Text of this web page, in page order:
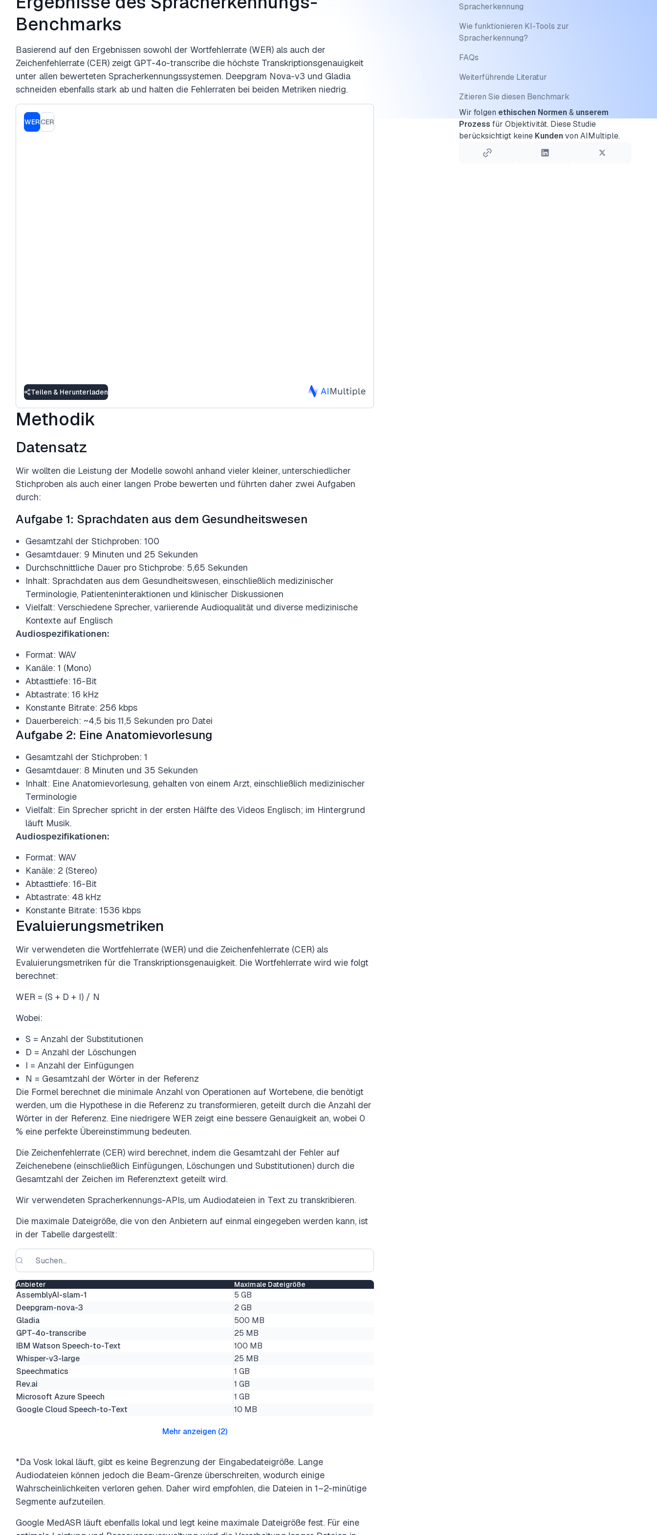
Benchmarks
Basierend auf den Ergebnissen sowohl der Wortfehlerrate (WER) als auch der
Zeichenfehlerrate (CER) zeigt GPT-4o-transcribe die höchste Transkriptionsgenauigkeit
unter allen bewerteten Spracherkennungssystemen. Deepgram Nova-v3 und Gladia
schneiden ebenfalls stark ab und halten die Fehlerraten bei beiden Metriken niedrig.
WERCER
Teilen & Herunterladen
Methodik
Datensatz
Wir wollten die Leistung der Modelle sowohl anhand vieler kleiner, unterschiedlicher
Stichproben als auch einer langen Probe bewerten und führten daher zwei Aufgaben
durch:
Aufgabe 1: Sprachdaten aus dem Gesundheitswesen
Gesamtzahl der Stichproben: 100
Gesamtdauer: 9 Minuten und 25 Sekunden
Durchschnittliche Dauer pro Stichprobe: 5,65 Sekunden
Inhalt: Sprachdaten aus dem Gesundheitswesen, einschließlich medizinischer
Terminologie, Patienteninteraktionen und klinischer Diskussionen
Vielfalt: Verschiedene Sprecher, variierende Audioqualität und diverse medizinische
Kontexte auf Englisch
Audiospezifikationen:
Format: WAV
Kanäle: 1 (Mono)
Abtasttiefe: 16-Bit
Abtastrate: 16 kHz
Konstante Bitrate: 256 kbps
Dauerbereich: ~4,5 bis 11,5 Sekunden pro Datei
Aufgabe 2: Eine Anatomievorlesung
Gesamtzahl der Stichproben: 1
Gesamtdauer: 8 Minuten und 35 Sekunden
Inhalt: Eine Anatomievorlesung, gehalten von einem Arzt, einschließlich medizinischer
Terminologie
Vielfalt: Ein Sprecher spricht in der ersten Hälfte des Videos Englisch; im Hintergrund
läuft Musik.
Audiospezifikationen:
Format: WAV
Kanäle: 2 (Stereo)
Abtasttiefe: 16-Bit
Abtastrate: 48 kHz
Konstante Bitrate: 1536 kbps
Evaluierungsmetriken
Wir verwendeten die Wortfehlerrate (WER) und die Zeichenfehlerrate (CER) als
Evaluierungsmetriken für die Transkriptionsgenauigkeit. Die Wortfehlerrate wird wie folgt
berechnet:
WER = (S + D + I) / N
Wobei:
S = Anzahl der Substitutionen
D = Anzahl der Löschungen
I = Anzahl der Einfügungen
N = Gesamtzahl der Wörter in der Referenz
Die Formel berechnet die minimale Anzahl von Operationen auf Wortebene, die benötigt
werden, um die Hypothese in die Referenz zu transformieren, geteilt durch die Anzahl der
Wörter in der Referenz. Eine niedrigere WER zeigt eine bessere Genauigkeit an, wobei 0
% eine perfekte Übereinstimmung bedeuten.
Die Zeichenfehlerrate (CER) wird berechnet, indem die Gesamtzahl der Fehler auf
Zeichenebene (einschließlich Einfügungen, Löschungen und Substitutionen) durch die
Gesamtzahl der Zeichen im Referenztext geteilt wird.
Wir verwendeten Spracherkennungs-APIs, um Audiodateien in Text zu transkribieren.
Die maximale Dateigröße, die von den Anbietern auf einmal eingegeben werden kann, ist
in der Tabelle dargestellt:
Anbieter Maximale Dateigröße
AssemblyAI-slam-1
5 GB
Deepgram-nova-3
2 GB
Gladia
500 MB
GPT-4o-transcribe
25 MB
IBM Watson Speech-to-Text
100 MB
Whisper-v3-large
25 MB
Speechmatics
1 GB
Rev.ai
1 GB
Microsoft Azure Speech
1 GB
Google Cloud Speech-to-Text
10 MB
Mehr anzeigen (2)
*Da Vosk lokal läuft, gibt es keine Begrenzung der Eingabedateigröße. Lange
Audiodateien können jedoch die Beam-Grenze überschreiten, wodurch einige
Wahrscheinlichkeiten verloren gehen. Daher wird empfohlen, die Dateien in 1–2-minütige
Segmente aufzuteilen.
Google MedASR läuft ebenfalls lokal und legt keine maximale Dateigröße fest. Für eine
Spracherkennung
Wie funktionieren KI-Tools zur
Spracherkennung?
FAQs
Weiterführende Literatur
Zitieren Sie diesen Benchmark
Wir folgen ethischen Normen & unserem
Prozess für Objektivität. Diese Studie
berücksichtigt keine Kundenvon AIMultiple.